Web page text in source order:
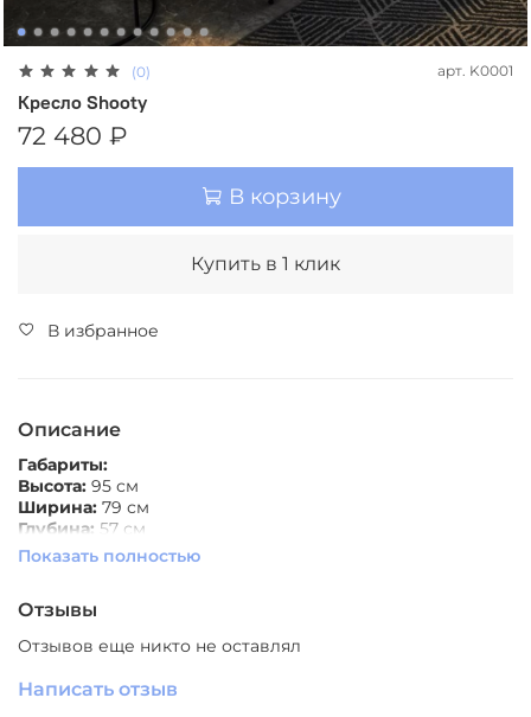
(0) арт. K0001
Кресло Shooty
72 480 ₽
В корзину
Купить в 1 клик
В избранное
Описание
Габариты:
Высота: 95 см
Ширина: 79 см
Глубина: 57 см
Высота сиденья:34 см
Отделка сидения:
Материал ножек:металл
Варианты цвета:черно-белый
Показать полностью
Отзывы
Отзывов еще никто не оставлял
Написать отзыв